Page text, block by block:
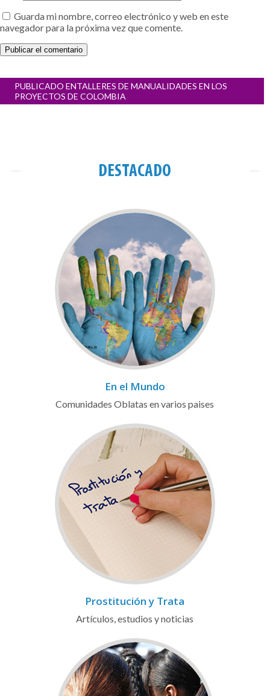
Guarda mi nombre, correo electrónico y web en este
navegador para la próxima vez que comente.
Navegación
entradas
PUBLICADO ENTALLERES DE MANUALIDADES EN LOS
PROYECTOS DE COLOMBIA
DESTACADO
En el Mundo
Comunidades Oblatas en varios paises
Prostitución y Trata
Artículos, estudios y noticias